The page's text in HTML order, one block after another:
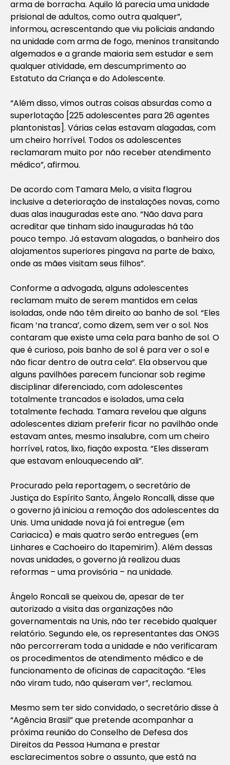
arma de borracha. Aquilo lá parecia uma unidade
prisional de adultos, como outra qualquer”,
informou, acrescentando que viu policiais andando
na unidade com arma de fogo, meninos transitando
algemados e a grande maioria sem estudar e sem
qualquer atividade, em descumprimento ao
Estatuto da Criança e do Adolescente.
“Além disso, vimos outras coisas absurdas como a
superlotação [225 adolescentes para 26 agentes
plantonistas]. Várias celas estavam alagadas, com
um cheiro horrível. Todos os adolescentes
reclamaram muito por não receber atendimento
médico”, afirmou.
De acordo com Tamara Melo, a visita flagrou
inclusive a deterioração de instalações novas, como
duas alas inauguradas este ano. “Não dava para
acreditar que tinham sido inauguradas há tão
pouco tempo. Já estavam alagadas, o banheiro dos
alojamentos superiores pingava na parte de baixo,
onde as mães visitam seus filhos”.
Conforme a advogada, alguns adolescentes
reclamam muito de serem mantidos em celas
isoladas, onde não têm direito ao banho de sol. “Eles
ficam ‘na tranca’, como dizem, sem ver o sol. Nos
contaram que existe uma cela para banho de sol. O
que é curioso, pois banho de sol é para ver o sol e
não ficar dentro de outra cela”. Ela observou que
alguns pavilhões parecem funcionar sob regime
disciplinar diferenciado, com adolescentes
totalmente trancados e isolados, uma cela
totalmente fechada. Tamara revelou que alguns
adolescentes diziam preferir ficar no pavilhão onde
estavam antes, mesmo insalubre, com um cheiro
horrível, ratos, lixo, fiação exposta. “Eles disseram
que estavam enlouquecendo ali”.
Procurado pela reportagem, o secretário de
Justiça do Espírito Santo, Ângelo Roncalli, disse que
o governo já iniciou a remoção dos adolescentes da
Unis. Uma unidade nova já foi entregue (em
Cariacica) e mais quatro serão entregues (em
Linhares e Cachoeiro do Itapemirim). Além dessas
novas unidades, o governo já realizou duas
reformas – uma provisória – na unidade.
Ângelo Roncali se queixou de, apesar de ter
autorizado a visita das organizações não
governamentais na Unis, não ter recebido qualquer
relatório. Segundo ele, os representantes das ONGS
não percorreram toda a unidade e não verificaram
os procedimentos de atendimento médico e de
funcionamento de oficinas de capacitação. “Eles
não viram tudo, não quiseram ver”, reclamou.
Mesmo sem ter sido convidado, o secretário disse à
“Agência Brasil” que pretende acompanhar a
próxima reunião do Conselho de Defesa dos
Direitos da Pessoa Humana e prestar
esclarecimentos sobre o assunto, que está na